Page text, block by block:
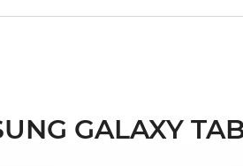
GALAXY